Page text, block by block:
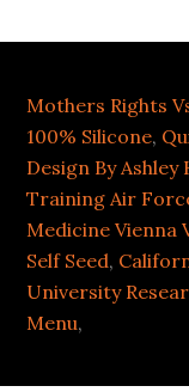
Mothers Rights
100% Silicone,
Design By Ashley
Training Air
Medicine Vienna
Self Seed,
University
Menu,